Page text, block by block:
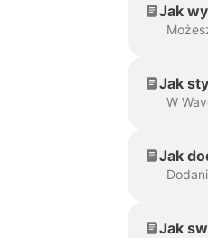
Jak
Jak
Jak
Jak